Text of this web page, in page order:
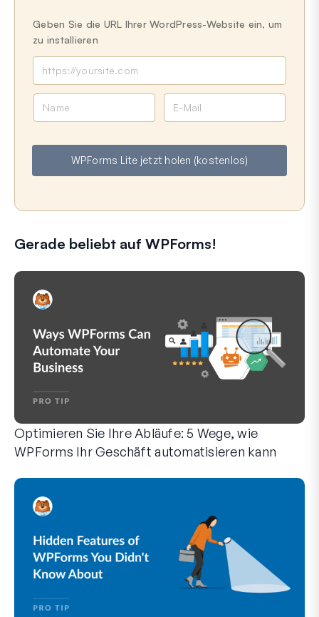
Geben Sie die URL Ihrer WordPress-Website ein, um
zu installieren
e
a
i
l
WPForms Lite jetzt holen (kostenlos)
Gerade beliebt auf WPForms!
Optimieren Sie Ihre Abläufe: 5 Wege, wie
WPForms Ihr Geschäft automatisieren kann